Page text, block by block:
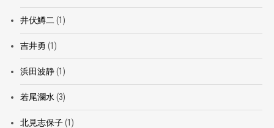
井伏鱒二 (1)
吉井勇 (1)
浜田波静(1)
若尾瀾水 (3)
北見志保子(1)